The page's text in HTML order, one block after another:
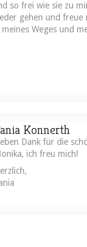
so frei wie sie zu
gehen und freue
Weges und
Konnerth
Dank für die
ich freu mich!